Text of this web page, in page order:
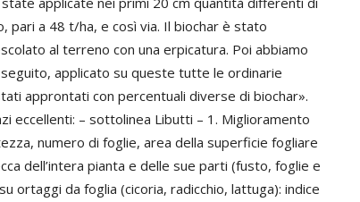
pari a 48 t/ha, e così via. Il biochar è stato
al terreno con una erpicatura. Poi abbiamo
applicato su queste tutte le ordinarie
approntati con percentuali diverse di biochar».
eccellenti: – sottolinea Libutti – 1. Miglioramento
numero di foglie, area della superficie fogliare
dell’intera pianta e delle sue parti (fusto, foglie e
ortaggi da foglia (cicoria, radicchio, lattuga): indice